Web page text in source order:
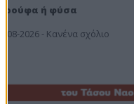
Ή ρούφα ή φύσα
03-08-2026 - Κανένα σχόλιο